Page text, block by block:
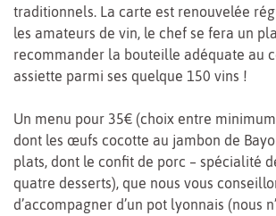
traditionnels. La carte est renouvelée
les amateurs de vin, le chef se fera un
recommander la bouteille adéquate au
assiette parmi ses quelque 150 vins !
Un menu pour 35€ (choix entre
dont les œufs cocotte au jambon de
plats, dont le confit de porc – spécialité
quatre desserts), que nous vous
d’accompagner d’un pot lyonnais (nous